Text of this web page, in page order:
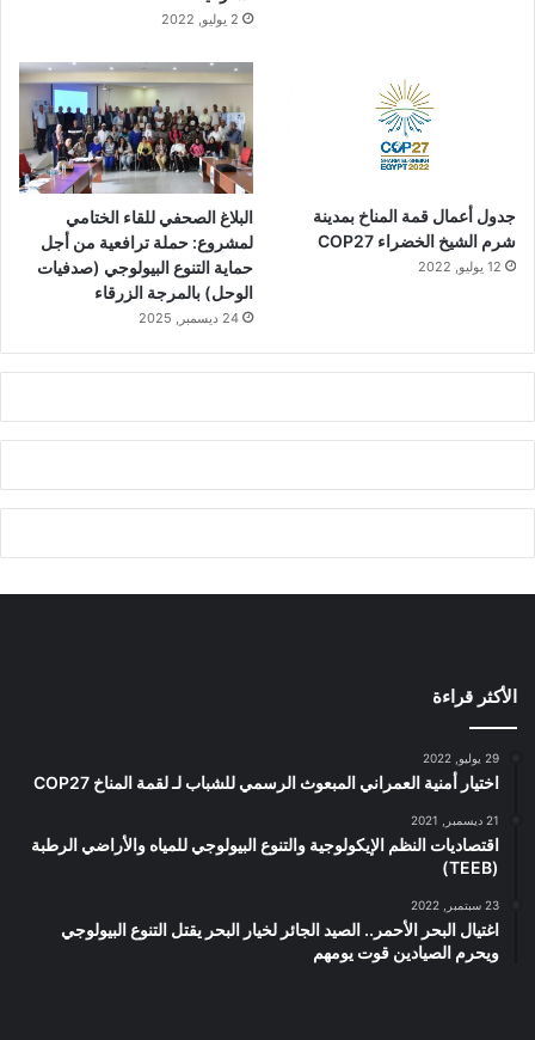
2 يوليو, 2022
جدول أعمال قمة المناخ بمدينة
شرم الشيخ الخضراء COP27
12 يوليو, 2022
البلاغ الصحفي للقاء الختامي
لمشروع: حملة ترافعية من أجل
حماية التنوع البيولوجي (صدفيات
الوحل) بالمرجة الزرقاء
24 ديسمبر, 2025
الأكثر قراءة
29 يوليو, 2022
اختيار أمنية العمراني المبعوث الرسمي للشباب لـ لقمة المناخ COP27
21 ديسمبر, 2021
اقتصاديات النظم الإيكولوجية والتنوع البيولوجي للمياه والأراضي الرطبة
(TEEB)
23 سبتمبر, 2022
اغتيال البحر الأحمر.. الصيد الجائر لخيار البحر يقتل التنوع البيولوجي
ويحرم الصيادين قوت يومهم